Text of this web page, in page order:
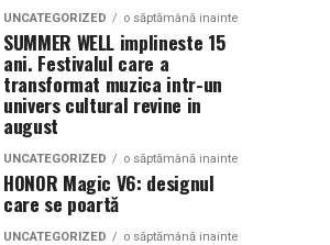
UNCATEGORIZED o săptămână inainte
SUMMER WELL implineste 15
ani. Festivalul care a
transformat muzica intr-un
univers cultural revine in
august
UNCATEGORIZED o săptămână inainte
HONOR Magic V6: designul
care se poartă
UNCATEGORIZED o săptămână inainte